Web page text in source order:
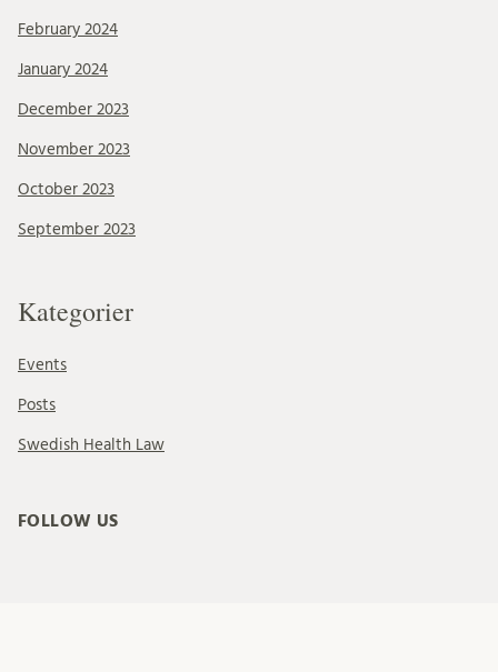
February 2024
January 2024
December 2023
November 2023
October 2023
September 2023
Kategorier
Events
Posts
Swedish Health Law
FOLLOW US